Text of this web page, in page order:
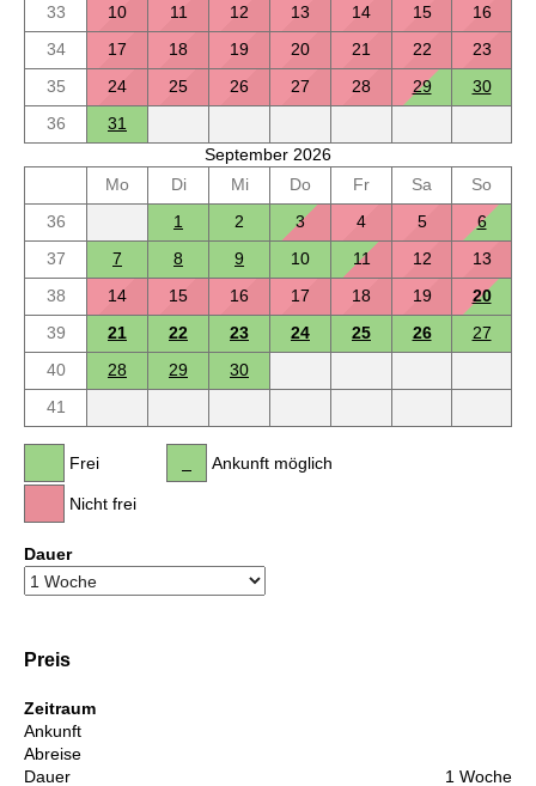
33
10 11 12 13 14 15
16
34
17 18 19 20 21 22
23
35
24 25 26 27 28 29
30
36
31
September 2026
Mo
Di Mi Do Fr Sa
So
36
1 2 3 4 5
6
37
7 8 9 10 11 12
13
38
14 15 16 17 18 19
20
39
21 22 23 24 25 26
27
40
28 29
30
41
Frei
Nicht frei
Ankunft möglich
Dauer
Preis
Zeitraum
Ankunft
Abreise
Dauer
1 Woche